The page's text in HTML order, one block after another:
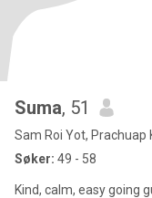
Suma, 51
Sam Roi Yot, Prachuap
Søker: 49 - 58
Kind, calm, easy going